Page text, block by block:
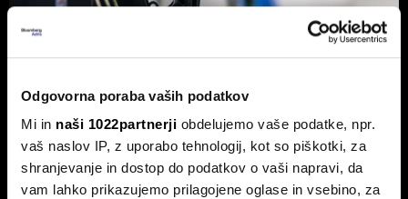
Odgovorna poraba vaših podatkov
Mi in naši 1022partnerji obdelujemo vaše podatke, npr.
vaš naslov IP, z uporabo tehnologij, kot so piškotki, za
shranjevanje in dostop do podatkov o vaši napravi, da
vam lahko prikazujemo prilagojene oglase in vsebino, za
Od kod prihaja dizel v Slovenijo in ali
bo cena še naprej rasla
Od začetka leta se je sod surove nafte brent podražil za
več kot 30 odstotkov. A potrošniki na bencinskih črpalkah
ne kupujejo surove nafte, temveč njihove derivate.